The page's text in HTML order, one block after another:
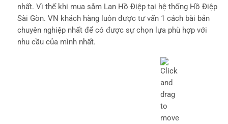
nhất. Vì thế khi mua sắm Lan Hồ Điệp tại hệ thống Hồ Điệp
Sài Gòn. VN khách hàng luôn được tư vấn 1 cách bài bản
chuyên nghiệp nhất để có được sự chọn lựa phù hợp với
nhu cầu của mình nhất.